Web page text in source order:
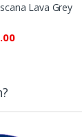
Lava Grey